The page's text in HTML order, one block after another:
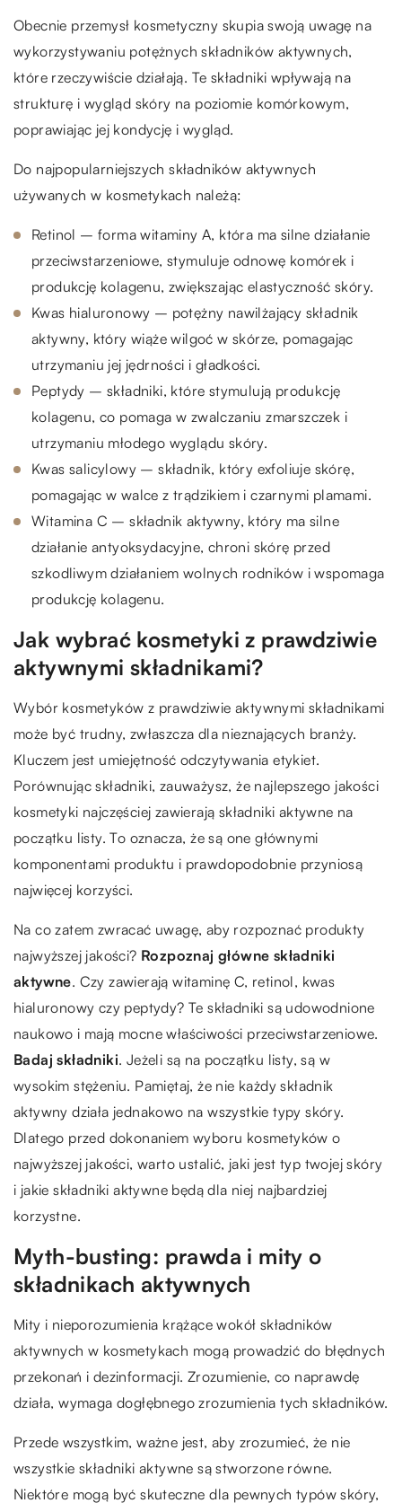
Obecnie przemysł kosmetyczny skupia swoją uwagę na
wykorzystywaniu potężnych składników aktywnych,
które rzeczywiście działają. Te składniki wpływają na
strukturę i wygląd skóry na poziomie komórkowym,
poprawiając jej kondycję i wygląd.
Do najpopularniejszych składników aktywnych
używanych w kosmetykach należą:
Retinol – forma witaminy A, która ma silne działanie
przeciwstarzeniowe, stymuluje odnowę komórek i
produkcję kolagenu, zwiększając elastyczność skóry.
Kwas hialuronowy – potężny nawilżający składnik
aktywny, który wiąże wilgoć w skórze, pomagając
utrzymaniu jej jędrności i gładkości.
Peptydy – składniki, które stymulują produkcję
kolagenu, co pomaga w zwalczaniu zmarszczek i
utrzymaniu młodego wyglądu skóry.
Kwas salicylowy – składnik, który exfoliuje skórę,
pomagając w walce z trądzikiem i czarnymi plamami.
Witamina C – składnik aktywny, który ma silne
działanie antyoksydacyjne, chroni skórę przed
szkodliwym działaniem wolnych rodników i wspomaga
produkcję kolagenu.
Jak wybrać kosmetyki z prawdziwie
aktywnymi składnikami?
Wybór kosmetyków z prawdziwie aktywnymi składnikami
może być trudny, zwłaszcza dla nieznających branży.
Kluczem jest umiejętność odczytywania etykiet.
Porównując składniki, zauważysz, że najlepszego jakości
kosmetyki najczęściej zawierają składniki aktywne na
początku listy. To oznacza, że są one głównymi
komponentami produktu i prawdopodobnie przyniosą
najwięcej korzyści.
Na co zatem zwracać uwagę, aby rozpoznać produkty
najwyższej jakości? Rozpoznaj główne składniki
aktywne. Czy zawierają witaminę C, retinol, kwas
hialuronowy czy peptydy? Te składniki są udowodnione
naukowo i mają mocne właściwości przeciwstarzeniowe.
Badaj składniki. Jeżeli są na początku listy, są w
wysokim stężeniu. Pamiętaj, że nie każdy składnik
aktywny działa jednakowo na wszystkie typy skóry.
Dlatego przed dokonaniem wyboru kosmetyków o
najwyższej jakości, warto ustalić, jaki jest typ twojej skóry
i jakie składniki aktywne będą dla niej najbardziej
korzystne.
Myth-busting: prawda i mity o
składnikach aktywnych
Mity i nieporozumienia krążące wokół składników
aktywnych w kosmetykach mogą prowadzić do błędnych
przekonań i dezinformacji. Zrozumienie, co naprawdę
działa, wymaga dogłębnego zrozumienia tych składników.
Przede wszystkim, ważne jest, aby zrozumieć, że nie
wszystkie składniki aktywne są stworzone równe.
Niektóre mogą być skuteczne dla pewnych typów skóry,